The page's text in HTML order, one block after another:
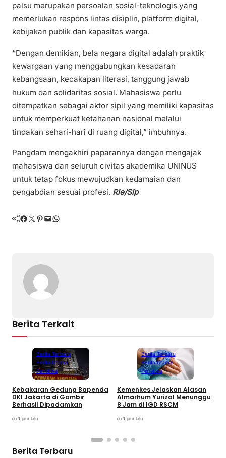
palsu merupakan persoalan sosial-teknologis yang
memerlukan respons lintas disiplin, platform digital,
kebijakan publik dan kapasitas warga.
“Dengan demikian, bela negara digital adalah praktik
kewargaan yang menggabungkan kesadaran
kebangsaan, kecakapan literasi, tanggung jawab
hukum dan solidaritas sosial. Mahasiswa perlu
ditempatkan sebagai aktor sipil yang memiliki kapasitas
untuk memperkuat ketahanan nasional melalui
tindakan sehari-hari di ruang digital,” imbuhnya.
Pangdam mengakhiri paparannya dengan mengajak
mahasiswa dan seluruh civitas akademika UNINUS
untuk tetap fokus mewujudkan kedamaian dan
pengabdian sesuai profesi. Rie/Sip
Facebook Twitter Pinterest Mail WhatsApp
Berita Terkait
Berita Terbaru
Berita Utama
Peristiwa
Kebakaran Gedung Bapenda
DKI Jakarta di Gambir
Berhasil Dipadamkan
1 jam lalu
Berita Terbaru
Berita Utama
Peristiwa
Kemenkes Jelaskan Alasan
Almarhum Yurizal Menunggu
8 Jam di IGD RSCM
1 jam lalu
Berita Terbaru